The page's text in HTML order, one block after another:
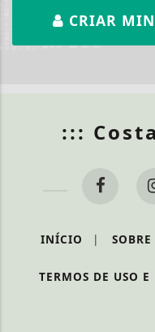
CRIAR
:::
INÍCIO | SOBRE
TERMOS DE USO